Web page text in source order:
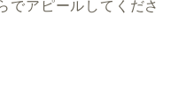
でアピールしてくださ